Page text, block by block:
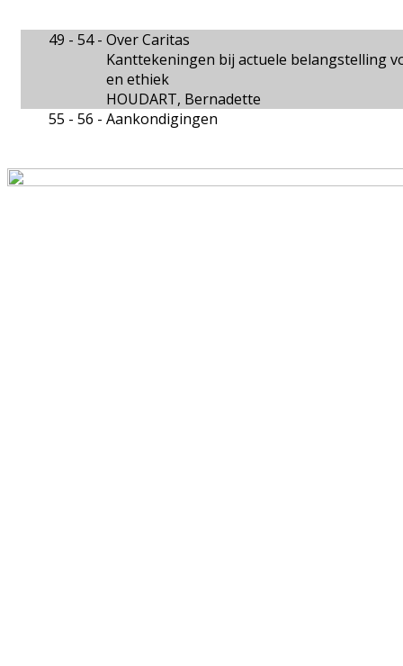
49 - 54 - Over Caritas
Kanttekeningen bij actuele belangstelling
en ethiek
HOUDART, Bernadette
55 - 56 - Aankondigingen